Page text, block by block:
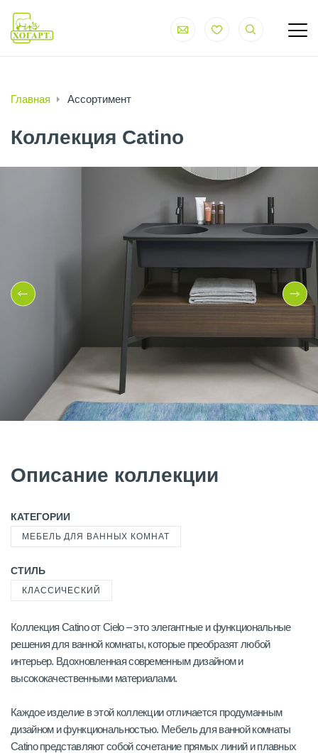
Главная Ассортимент
Коллекция Catino
Описание коллекции
КАТЕГОРИИ
МЕБЕЛЬ ДЛЯ ВАННЫХ КОМНАТ
СТИЛЬ
КЛАССИЧЕСКИЙ
Коллекция Catino от Cielo – это элегантные и функциональные
решения для ванной комнаты, которые преобразят любой
интерьер. Вдохновленная современным дизайном и
высококачественными материалами.
Каждое изделие в этой коллекции отличается продуманным
дизайном и функциональностью. Мебель для ванной комнаты
Catino представляют собой сочетание прямых линий и плавных